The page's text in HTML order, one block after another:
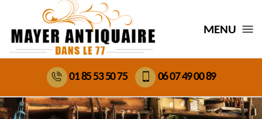
MENU
01 85 53 50 75 06 07 49 00 89